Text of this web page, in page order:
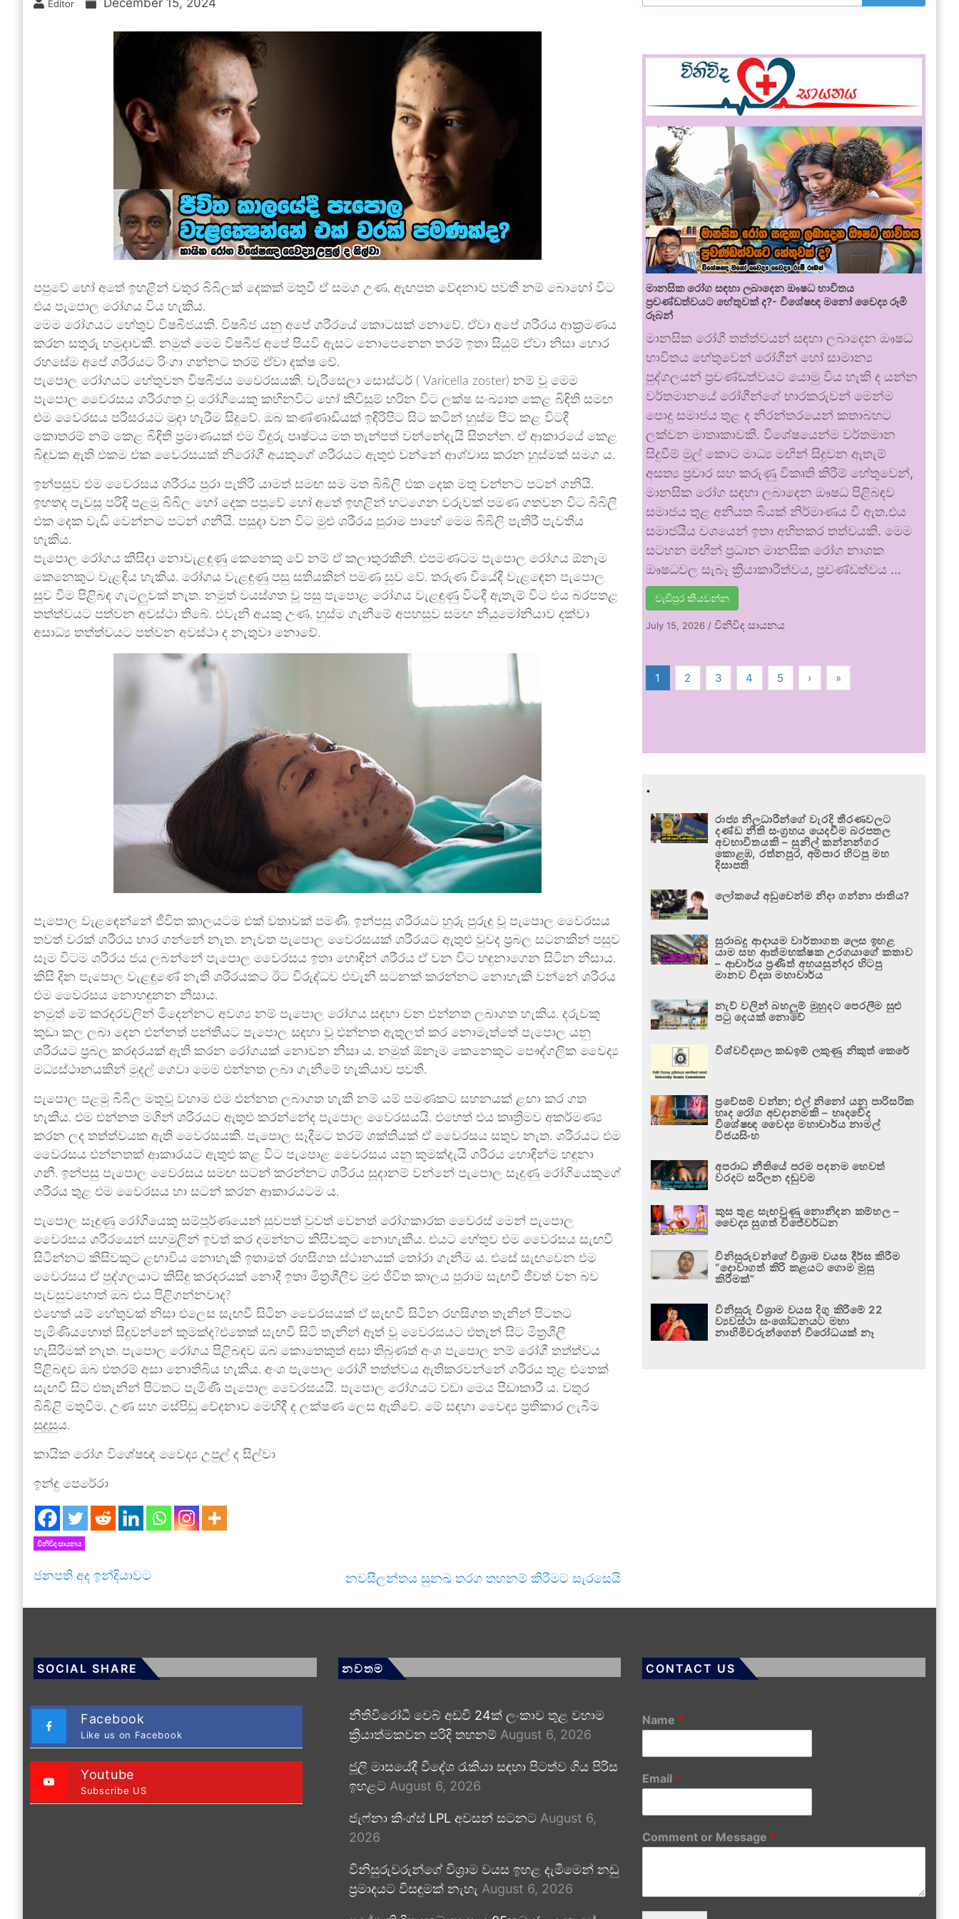
Editor December 15, 2024
පපුවේ හෝ අතේ ඉහළින් වතුර බිබිලක් දෙකක් මතුවී ඒ සමග උණ, ඇඟපත වේදනාව පවතී නම් බොහෝ විට
එය පැපොල රෝගය විය හැකිය.
මෙම රෝගයට හේතුව විෂබීජයකි. විෂබීජ යනු අපේ ශරීරයේ කොටසක් නොවේ. ඒවා අපේ ශරීරය ආක්‍රමණය
කරන සතුරු හමුදාවකි. නමුත් මෙම විෂබීජ අපේ පියවි ඇසට නොපෙනෙන තරම් ඉතා සියුම් ඒවා නිසා හොර
රහසේම අපේ ශරීරයට රිංගා ගන්නට තරම් ඒවා දක්ෂ වේ.
පැපොල රෝගයට හේතුවන විෂබීජය වෛරසයකි. වැරිසෙලා සොස්ටර් ( Varicella zoster) නම් වූ මෙම
පැපොල වෛරසය ශරීරගත වූ රෝගියෙකු කහිනවිට හෝ කිවිසුම් හරින විට ලක්ෂ සංඛ්‍යාත කෙළ බිඳිති සමඟ
එම වෛරසය පරිසරයට මුදා හැරීම සිදුවේ. ඔබ කණ්ණාඩියක් ඉදිරිපිට සිට කටින් හුස්ම පිට කළ විටදී
කොතරම් නම් කෙළ බිඳිති ප්‍රමාණයක් එම වීදුරු පෘෂ්ටය මත තැන්පත් වන්නේදැයි සිතන්න. ඒ ආකාරයේ කෙළ
බිඳුවක ඇති එකම එක වෛරසයක් නිරෝගී අයකුගේ ශරීරයට ඇතුළු වන්නේ ආශ්වාස කරන හුස්මක් සමග ය.
ඉන්පසුව එම වෛරසය ශරීරය පුරා පැතිරී යාමත් සමඟ සම මත බිබිලි එක දෙක මතු වන්නට පටන් ගනියි.
ඉහතද පැවසූ පරිදි පළමු බිබිල හෝ දෙක පපුවේ හෝ අතේ ඉහළින් හටගෙන වරුවක් පමණ ගතවන විට බිබිලි
එක දෙක වැඩි වෙන්නට පටන් ගනියි. පසුදා වන විට මුළු ශරීරය පුරාම පාහේ මෙම බිබිලි පැතිරී පැවතිය
හැකිය.
පැපොල රෝගය කිසිදා නොවැළඳුණු කෙනෙකු වේ නම් ඒ කලාතුරකිනි. එපමණටම පැපොල රෝගය ඕනෑම
කෙනෙකුට වැළඳිය හැකිය. රෝගය වැළඳුණු පසු සතියකින් පමණ සුව වේ. තරුණ වියේදී වැළඳෙන පැපොල
සුව වීම පිළිබඳ ගැටලුවක් නැත. නමුත් වයස්ගත වූ පසු පැපොළ රෝගය වැළඳුණු විටදී ඇතැම් විට එය බරපතළ
තත්ත්වයට පත්වන අවස්ථා තිබේ. එවැනි අයකු උණ, හුස්ම ගැනීමේ අපහසුව සමඟ නියුමෝනියාව දක්වා
අසාධ්‍ය තත්ත්වයට පත්වන අවස්ථා ද නැතුවා නොවේ.
පැපොල වැළඳෙන්නේ ජීවිත කාලයටම එක් වතාවක් පමණි. ඉන්පසු ශරීරයට හුරු පුරුදු වූ පැපොල වෛරසය
තවත් වරක් ශරීරය භාර ගන්නේ නැත. නැවත පැ⁣පොල වෛරසයක් ශරීරයට ඇතුළු වුවද ප්‍රබල සටනකින් පසුව
සෑම විටම ශරීරය ජය ලබන්නේ පැපොල වෛරසය ඉතා හොඳින් ශරීරය ඒ වන විට හඳුනාගෙන සිටින නිසාය.
කිසි දින පැපොල වැළඳුණේ නැති ශරීරයකට ඊට විරුද්ධව එවැනි සටනක් කරන්නට නොහැකි වන්නේ ශරීරය
එම වෛරසය නොහඳුනන නිසාය.
නමුත් මේ කරදරවලින් මිදෙන්නට අවශ්‍ය නම් පැපොල රෝගය සඳහා වන එන්නත ලබාගත හැකිය. දරුවකු
කුඩා කල ලබා දෙන එන්නත් පන්තියට පැපොල සඳහා වූ එන්නත ඇතුලත් කර නොමැත්තේ පැපොල යනු
ශරීරයට ප්‍රබල කරදරයක් ඇති කරන රෝගයක් නොවන නිසා ය. නමුත් ඕනෑම කෙනෙකුට පෞද්ගලික වෛද්‍ය
මධ්‍යස්ථානයකින් මුදල් ගෙවා මෙම එන්නත ලබා ගැනීමේ හැකියාව පවතී.
පැපොල පළමු බිබිල මතුවූ වහාම එම එන්නත ලබාගත හැකි නම් යම් පමණකට සහනයක් ළඟා කර ගත
හැකිය. එම එන්නත මගින් ශරීරයට ඇතුළු කරන්නේද පැපොල වෛරසයයි. එහෙත් එය කෘත්‍රිමව අකර්මණ්‍ය
කරන ලද තත්ත්වයක ඇති වෛරසයකි. පැපොල සෑදීමට තරම් ශක්තියක් ඒ වෛරසය සතුව නැත. ශරීරයට එම
වෛරසය එන්නතක් ආකාරයට ඇතුළු කළ විට පැපොළ වෛරසය යනු කුමක්දැයි ශරීරය හොඳින්ම හඳුනා
ගනී. ඉන්පසු පැපොල වෛරසය සමඟ සටන් කරන්නට ශරීරය සූදානම් වන්නේ පැපොල සෑදුණු රෝගියෙකුගේ
ශරීරය තුළ එම වෛරසය හා සටන් කරන ආකාරයටම ය.
පැපොල සෑදුණු රෝගියෙකු සම්පූර්ණයෙන් සුවපත් වුවත් වෙනත් රෝගකාරක වෛරස් මෙන් පැපොල
වෛරසය ශරීරයෙන් සහමුලින් ඉවත් කර දමන්නට කිසිවකුට නොහැකිය. එයට හේතුව එම වෛරසය සැඟවී
සිටින්නට කිසිවකුට ළඟාවිය නොහැකි ඉතාමත් රහසිගත ස්ථානයක් තෝරා ගැනීම ය. එසේ සැඟවෙන එම
වෛරසය ඒ පුද්ගලයාට කිසිදු කරදරයක් නොදී ඉතා මිත්‍රශීලීව මුළු ජීවිත කාලය පුරාම සැඟවී ජීවත් වන බව
පැවසුවහොත් ඔබ එය පිළිගන්නවාද?
එහෙත් යම් හේතුවක් නිසා එලෙස සැඟවී සිටින වෛරසයක් ඒ සැඟවී සිටින රහසිගත තැනින් පිටතට
පැමිණියහොත් සිදුවන්නේ කුමක්ද?එතෙක් සැඟවී සිටි තැනින් ඈත් වූ වෛරසයට එතැන් සිට මිත්‍රශීලී
හැසිරීමක් නැත. පැපොල රෝගය පිළිබඳව ඔබ කොතෙකුත් අසා තිබුණත් අංශ පැපොල නම් රෝගී තත්ත්වය
පිළිබඳව ඔබ එතරම් අසා නොතිබිය හැකිය. අංශ පැපොල රෝගී තත්ත්වය ඇතිකරවන්නේ ශරීරය තුළ එතෙක්
සැඟවී සිට එතැනින් පිටතට පැමිණි පැපොල වෛරසයයි. පැපොල රෝගයට වඩා මෙය පීඩාකාරී ය. වතුර
බිබිළි මතුවීම, උණ සහ මස්පිඩු වේදනාව මෙහිදී ද ලක්ෂණ ලෙස ඇතිවේ. මේ සඳහා වෛද්‍ය ප්‍රතිකාර ලැබීම
සුදුසුය.
කායික රෝග විශේෂඥ වෛද්‍ය උපුල් ද සිල්වා
ඉන්දු පෙරේරා
විනිවිද සායනය
ජනපති අද ඉන්දියාවට නවසීලන්තය සුනඛ තරග තහනම් කිරීමට සැරසෙයි
මානසික රෝග සඳහා ලබාදෙන ඖෂධ භාවිතය
ප්‍රචණ්ඩත්වයට හේතුවක් ද?- විශේෂඥ මනෝ වෛද්‍ය රූමි
රූබන්
මානසික රෝගී තත්ත්වයන් සඳහා ලබාදෙන ඖෂධ
භාවිතය හේතුවෙන් රෝගීන් හෝ සාමාන්‍ය
පුද්ගලයන් ප්‍රචණ්ඩත්වයට යොමු විය හැකි ද යන්න
වර්තමානයේ රෝගීන්ගේ භාරකරුවන් මෙන්ම
පොදු සමාජය තුළ ද නිරන්තරයෙන් කතාබහට
ලක්වන මාතෘකාවකි. විශේෂයෙන්ම වර්තමාන
සිදුවීම් මුල් කොට මාධ්‍ය මඟින් සිදුවන ඇතැම්
අසත්‍ය ප්‍රචාර සහ කරුණු විකෘති කිරීම් හේතුවෙන්,
මානසික රෝග සඳහා ලබාදෙන ඖෂධ පිළිබඳව
සමාජය තුළ අනියත බියක් නිර්මාණය වී ඇත.එය
සමාජයීය වශයෙන් ඉතා අහිතකර තත්වයකි. මෙම
සටහන මඟින් ප්‍රධාන මානසික රෝග නාශක
ඖෂධවල සැබෑ ක්‍රියාකාරීත්වය, ප්‍රචණ්ඩත්වය …
වැඩිපුර කියවන්න
July 15, 2026 /විනිවිද සායනය
1 2 3 4 5 › »
.
රාජ්‍ය නිලධාරීන්ගේ වැරදි තීරණවලට
දණ්ඩ නීති සංග්‍රහය යෙදවීම බරපතල
අවභාවිතයකි – සුනිල් කන්නන්ගර
කොළඹ, රත්නපුර, අම්පාර හිටපු මහ
දිසාපති
ලෝකයේ අඩුවෙන්ම නිදා ගන්නා ජාතිය?
සුරාබදු ආදායම වාර්තාගත ලෙස ඉහළ
යාම සහ ආත්මභක්ෂක උරගයාගේ කතාව
– ආචාර්ය ප්‍රණීත් අභයසුන්දර හිටපු
මානව විද්‍යා මහාචාර්ය
නැව් වලින් බහලුම් මුහුදට පෙරලීම සුළු
පටු දෙයක් නොවේ
විශ්වවිද්‍යාල කඩඉම් ලකුණු නිකුත් කෙරේ
ප්‍රවේසම් වන්න; එල් නිනෝ යනු පාරිසරික
හෘද රෝග අවදානමකි – හෘදවේද
විශේෂඥ වෛද්‍ය මහාචාර්ය නාමල්
විජයසිංහ
අපරාධ නීතියේ පරම පදනම හෙවත්
වරදට සරිලන දඬුවම
කුස තුළ සැඟවුණු නොනිදන කම්හල –
වෛද්‍ය සුගත් විජේවර්ධන
විනිසුරුවන්ගේ විශ්‍රාම වයස දීර්ඝ කිරීම
“දොවාගත් කිරි කළයට ගොම මුසු
කිරීමක්”
විනිසුරු විශ්‍රාම වයස දිගු කිරීමේ 22
ව්‍යවස්ථා සංශෝධනයට මහා
නාහිමිවරුන්ගෙන් විරෝධයක් නෑ
SOCIAL SHARE
Facebook
Like us on Facebook
Youtube
Subscribe US
නවතම
නීතිවිරෝධී වෙබ් අඩවි 24ක් ලංකාව තුළ වහාම
ක්‍රියාත්මකවන පරිදි තහනම් August 6, 2026
ජූලි මාසයේදී විදේශ රැකියා සඳහා පිටත්ව ගිය පිරිස
ඉහළට August 6, 2026
ජැෆ්නා කිංග්ස් LPL අවසන් සටනට August 6,
2026
විනිසුරුවරුන්ගේ විශ්‍රාම වයස ඉහළ දැමීමෙන් නඩු
ප්‍රමාදයට විසඳුමක් නැහැ August 6, 2026
CONTACT US
Name *
Email *
Comment or Message *